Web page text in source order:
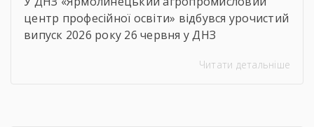
центр професійної освіти» відбувся урочистий
випуск 2026 року 26 червня у ДНЗ
професійної освіти» відбулися урочистості з
Читати детальніше